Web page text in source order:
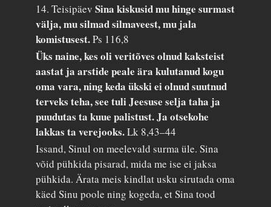
14. TeisipäevSina kiskusid mu hinge surmast
välja, mu silmad silmaveest, mu jala
komistusest.Ps 116,8
Üks naine, kes oli veritõves olnud kaksteist
aastat ja arstide peale ära kulutanud kogu
oma vara, ning keda ükski ei olnud suutnud
terveks teha, see tuli Jeesuse selja taha ja
puudutas ta kuue palistust. Ja otsekohe
lakkas ta verejooks.Lk 8,43–44
Issand, Sinul on meelevald surma üle. Sina
võid pühkida pisarad, mida me ise ei jaksa
pühkida. Ärata meis kindlat usku sirutada oma
käed Sinu poole ning kogeda, et Sina tood